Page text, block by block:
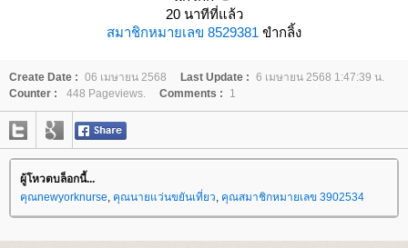
20 นาทีที่แล้ว
สมาชิกหมายเลข 8529381 ขำกลิ้ง
Create Date : 06 เมษายน 2568 Last Update : 6 เมษายน 2568 1:47:39 น.
Counter :
448 Pageviews. Comments : 1
ผู้โหวตบล็อกนี้...
คุณnewyorknurse, คุณนายแว่นขยันเที่ยว, คุณสมาชิกหมายเลข 3902534